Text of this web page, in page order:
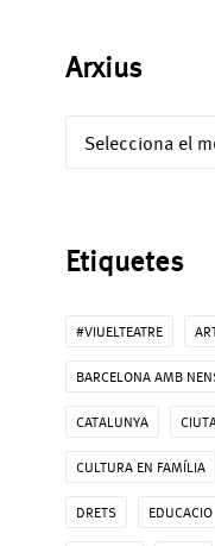
Arxius
Arxius
Etiquetes
#VIUELTEATRE
BARCELONA AMB
CATALUNYA
CULTURA EN FAMÍLIA
DRETS EDUCACIO